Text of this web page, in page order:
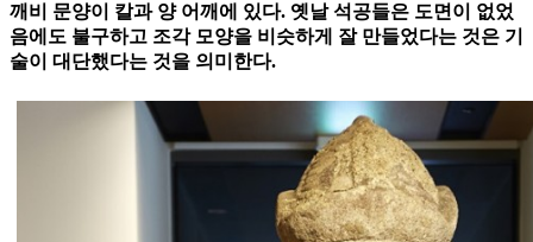
깨비 문양이 칼과 양 어깨에 있다. 옛날 석공들은 도면이 없었
음에도 불구하고 조각 모양을 비슷하게 잘 만들었다는 것은 기
술이 대단했다는 것을 의미한다.